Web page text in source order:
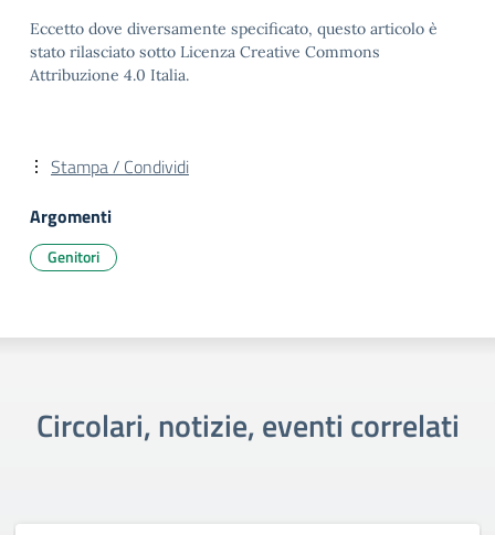
Eccetto dove diversamente specificato, questo articolo è
stato rilasciato sotto Licenza Creative Commons
Attribuzione 4.0 Italia.
Stampa / Condividi
Argomenti
Genitori
Circolari, notizie, eventi correlati